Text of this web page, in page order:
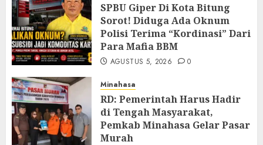
SPBU Giper Di Kota Bitung
Sorot! Diduga Ada Oknum
Polisi Terima “Kordinasi” Dari
Para Mafia BBM
AGUSTUS 5, 2026 0
Minahasa
RD: Pemerintah Harus Hadir
di Tengah Masyarakat,
Pemkab Minahasa Gelar Pasar
Murah